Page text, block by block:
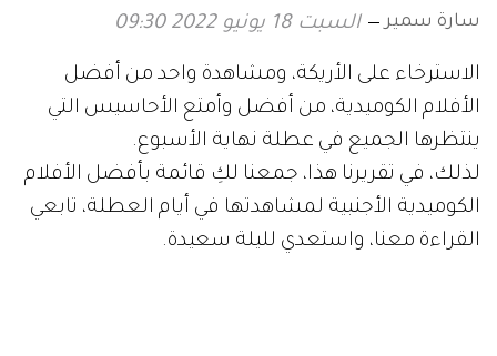
سارة سمير السبت 18 يونيو 2022 09:30
الاسترخاء على الأريكة، ومشاهدة واحد من أفضل
الأفلام الكوميدية، من أفضل وأمتع الأحاسيس التي
ينتظرها الجميع في عطلة نهاية الأسبوع.
لذلك، في تقريرنا هذا، جمعنا لكِ قائمة بأفضل الأفلام
الكوميدية الأجنبية لمشاهدتها في أيام العطلة، تابعي
القراءة معنا، واستعدي لليلة سعيدة.